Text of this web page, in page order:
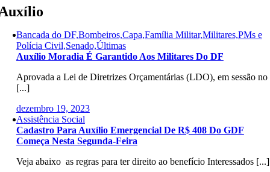
Bancada do DF,Bombeiros,Capa,Família Militar,Militares,PMs e
Polícia Civil,Senado,Últimas
Auxílio Moradia É Garantido Aos Militares Do DF
Aprovada a Lei de Diretrizes Orçamentárias (LDO), em sessão no
[...]
dezembro 19, 2023
Assistência Social
Cadastro Para Auxílio Emergencial De R$ 408 Do GDF
Começa Nesta Segunda-Feira
Veja abaixo as regras para ter direito ao benefício Interessados [...]